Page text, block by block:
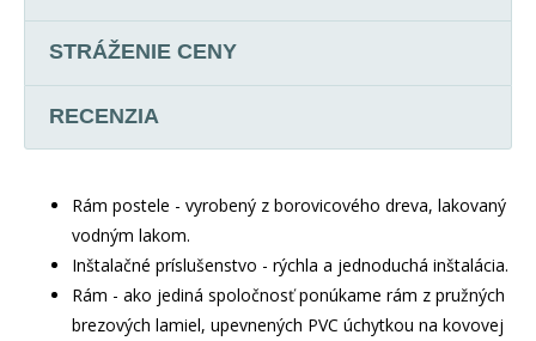
STRÁŽENIE CENY
RECENZIA
Rám postele - vyrobený z borovicového dreva, lakovaný
vodným lakom.
Inštalačné príslušenstvo - rýchla a jednoduchá inštalácia.
Rám - ako jediná spoločnosť ponúkame rám z pružných
brezových lamiel, upevnených PVC úchytkou na kovovej